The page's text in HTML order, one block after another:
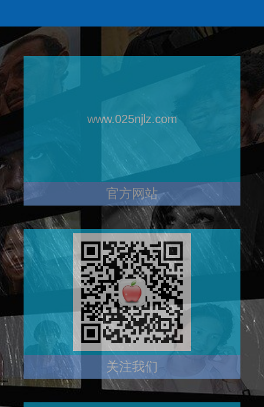
www.025njlz.com
官方网站
关注我们